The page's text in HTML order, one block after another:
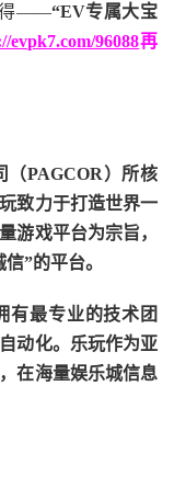
得——“EV专属大宝
evpk7.com/96088再
（PAGCOR）所核
致力于打造世界一
游戏平台为宗旨，
”的平台。
有最专业的技术团
动化。乐玩作为亚
在海量娱乐城信息